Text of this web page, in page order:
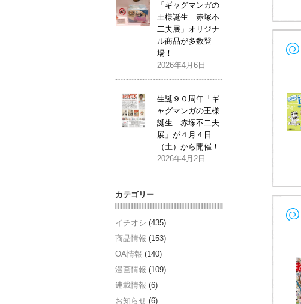
「ギャグマンガの
王様誕生 赤塚不
二夫展」オリジナ
ル商品が多数登
場！
2026年4月6日
生誕９０周年「ギ
ャグマンガの王様
誕生 赤塚不二夫
展」が４月４日
（土）から開催！
2026年4月2日
カテゴリー
イチオシ (435)
商品情報 (153)
OA情報 (140)
漫画情報 (109)
連載情報 (6)
お知らせ (6)